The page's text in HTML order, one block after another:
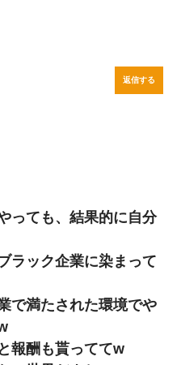
返信する
っても、結果的に自分
ラック企業に染まって
で満たされた環境でや
報酬も貰っててw